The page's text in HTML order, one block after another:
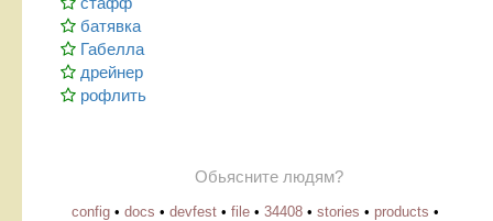
батявка
Габелла
дрейнер
рофлить
Обьясните людям?
config • docs • devfest • file • 34408 • stories • products •